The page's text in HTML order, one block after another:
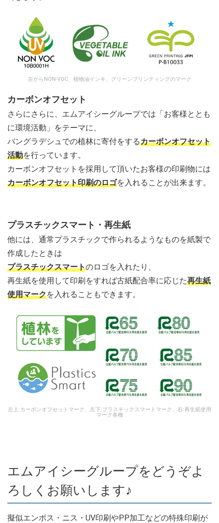
左からNON-VOC、植物油インキ、グリーンプリンティングのマーク
カーボンオフセット
さらにさらに、エムアイシーグループでは「お客様ととも
に環境活動」をテーマに、
バングラデシュでの植林に寄付をするカーボンオフセット
活動を行っています。
カーボンオフセットを採用して頂いたお客様の印刷物には
カーボンオフセット印刷のロゴを入れることが出来ます。
プラスチックスマート・再生紙
他には、通常プラスチックで作られるようなものを紙製で
作成したときは
プラスチックスマートのロゴを入れたり、
再生紙を使用して印刷をすれば古紙配合率に応じた再生紙
使用マークを入れることもできます。
左上:カーボンオフセットマーク、左下:プラスチックスマートマーク、右:再生紙使用
マーク各種
エムアイシーグループをどうぞよ
ろしくお願いします♪
擬似エンボス・ニス・UV印刷やPP加工などの特殊印刷が